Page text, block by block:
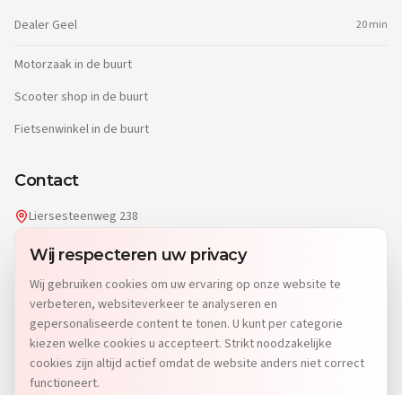
Wij respecteren uw privacy
Wij gebruiken cookies om uw ervaring op onze website te
verbeteren, websiteverkeer te analyseren en
gepersonaliseerde content te tonen. U kunt per categorie
kiezen welke cookies u accepteert. Strikt noodzakelijke
cookies zijn altijd actief omdat de website anders niet correct
functioneert.
Dealer Geel 20 min
Motorzaak in de buurt
Scooter shop in de buurt
Fietsenwinkel in de buurt
Contact
Liersesteenweg 238
info@dgwheels.be
014 96 04 32
Di: 9u-12u15 & 13u-19u
Wo-Vr: 9u-12u15 & 13u-18u
Za: 9u-15u
Zo & Ma: Gesloten